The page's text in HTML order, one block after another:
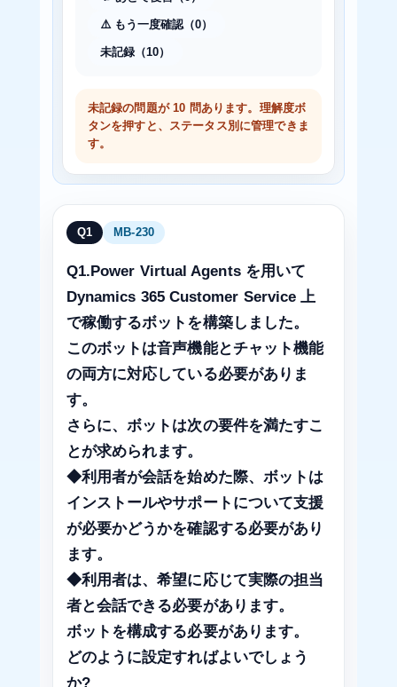
⚠️ もう一度確認（0）
未記録（10）
未記録の問題が 10 問あります。理解度ボ
タンを押すと、ステータス別に管理できま
す。
Q1 MB-230
Q1.Power Virtual Agents を用いて
Dynamics 365 Customer Service 上
で稼働するボットを構築しました。
このボットは音声機能とチャット機能
の両方に対応している必要がありま
す。
さらに、ボットは次の要件を満たすこ
とが求められます。
◆利用者が会話を始めた際、ボットは
インストールやサポートについて支援
が必要かどうかを確認する必要があり
ます。
◆利用者は、希望に応じて実際の担当
者と会話できる必要があります。
ボットを構成する必要があります。
どのように設定すればよいでしょう
か?